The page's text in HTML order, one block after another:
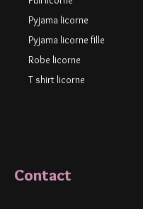
Pyjama licorne
Pyjama licorne fille
Robe licorne
T shirt licorne
Contact